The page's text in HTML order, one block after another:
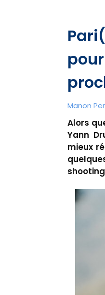
Manon
Alors
Yann
mieux